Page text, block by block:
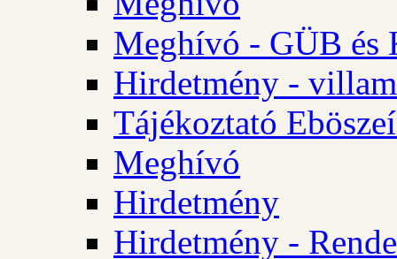
Meghívó - GÜB és
Hirdetmény -
Tájékoztató
Meghívó
Hirdetmény
Hirdetmény -